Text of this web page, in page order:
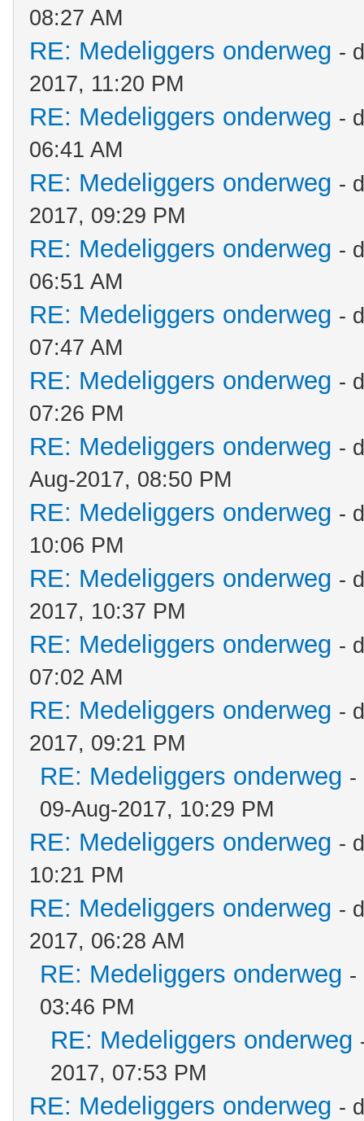
08:27 AM
RE: Medeliggers onderweg -
2017, 11:20 PM
RE: Medeliggers onderweg -
06:41 AM
RE: Medeliggers onderweg -
2017, 09:29 PM
RE: Medeliggers onderweg -
06:51 AM
RE: Medeliggers onderweg -
07:47 AM
RE: Medeliggers onderweg -
07:26 PM
RE: Medeliggers onderweg -
Aug-2017, 08:50 PM
RE: Medeliggers onderweg -
10:06 PM
RE: Medeliggers onderweg -
2017, 10:37 PM
RE: Medeliggers onderweg -
07:02 AM
RE: Medeliggers onderweg -
2017, 09:21 PM
RE: Medeliggers onderweg -
09-Aug-2017, 10:29 PM
RE: Medeliggers onderweg -
10:21 PM
RE: Medeliggers onderweg -
2017, 06:28 AM
RE: Medeliggers onderweg -
03:46 PM
RE: Medeliggers onderweg
2017, 07:53 PM
RE: Medeliggers onderweg -